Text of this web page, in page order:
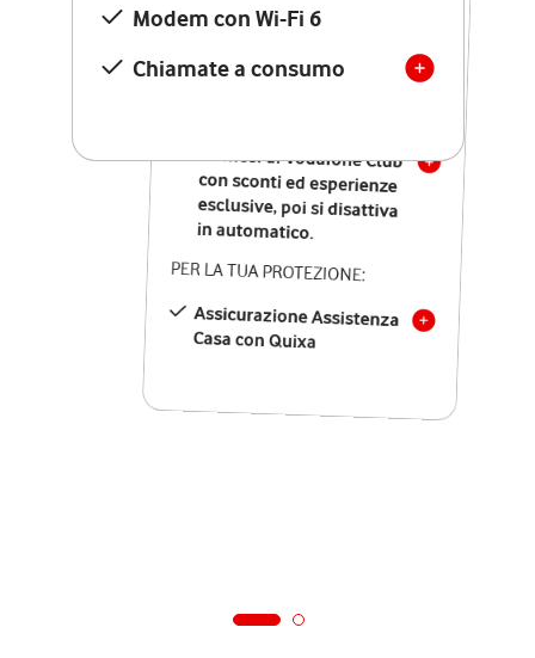
Modem con Wi-Fi 6
Chiamate a consumo
Chiamate illimitate verso
numeri fissi e mobili
nazionali
12 mesi di Vodafone Club
con sconti ed esperienze
esclusive, poi si disattiva
in automatico.
PER LA TUA PROTEZIONE:
Assicurazione Assistenza
Casa con Quixa